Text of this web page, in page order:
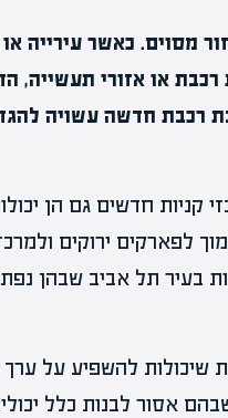
מסוים. כאשר עירייה או
או אזורי תעשייה,
רכבת חדשה עשויה
קניות חדשים גם הן
לפארקים ירוקים
בעיר תל אביב שבהן
שיכולות להשפיע על
אסור לבנות כלל